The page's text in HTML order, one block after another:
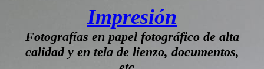
Impresión
Fotografías en papel fotográfico de alta
calidad y en tela de lienzo, documentos,